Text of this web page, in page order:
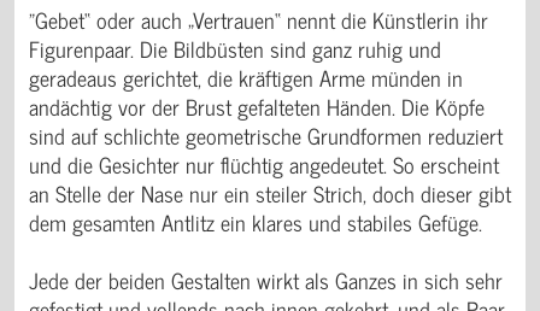
"Gebet“ oder auch „Vertrauen“ nennt die Künstlerin ihr
Figurenpaar. Die Bildbüsten sind ganz ruhig und
geradeaus gerichtet, die kräftigen Arme münden in
andächtig vor der Brust gefalteten Händen. Die Köpfe
sind auf schlichte geometrische Grundformen reduziert
und die Gesichter nur flüchtig angedeutet. So erscheint
an Stelle der Nase nur ein steiler Strich, doch dieser gibt
dem gesamten Antlitz ein klares und stabiles Gefüge.
Jede der beiden Gestalten wirkt als Ganzes in sich sehr